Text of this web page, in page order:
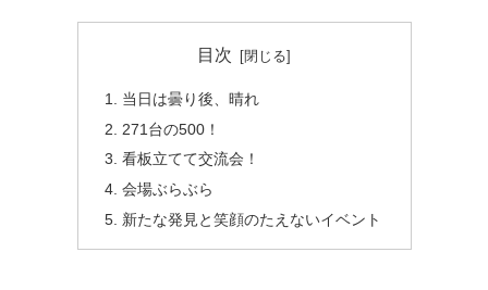
目次
当日は曇り後、晴れ
271台の500！
看板立てて交流会！
会場ぶらぶら
新たな発見と笑顔のたえないイベント